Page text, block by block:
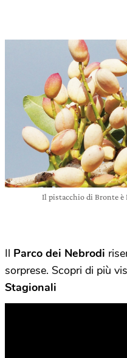
Il pistacchio di Bronte è
Il Parco dei Nebrodi
sorprese. Scopri di più
Stagionali